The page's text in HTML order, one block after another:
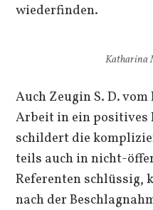
wiederfinden.
Katharina
Auch Zeugin S. D.
Arbeit in ein positives
schildert die
teils auch in nicht-
Referenten schlüssig,
nach der